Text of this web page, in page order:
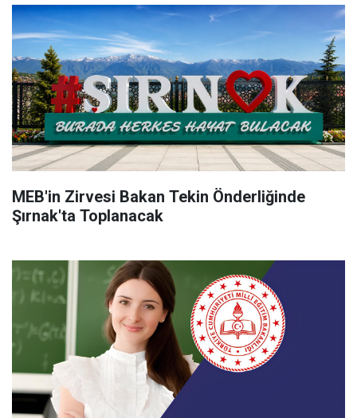
MEB'in Zirvesi Bakan Tekin Önderliğinde
Şırnak'ta Toplanacak